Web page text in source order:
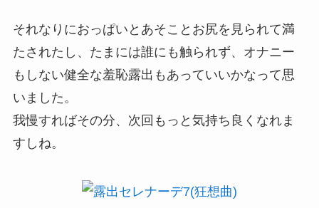
それなりにおっぱいとあそことお尻を見られて満
たされたし、たまには誰にも触られず、オナニー
もしない健全な羞恥露出もあっていいかなって思
いました。
我慢すればその分、次回もっと気持ち良くなれま
すしね。